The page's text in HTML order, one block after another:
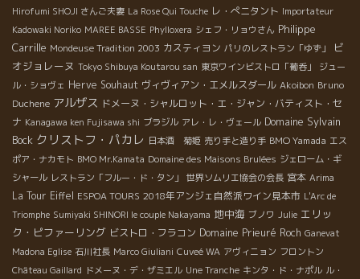
Hirofumi SHOJI さんご夫妻 La Rose Qui Touche レ・ぺニタント Importateur
Kadowaki Noriko MAREE BASSE Phylloxera シェフ・リョウさん Philippe
Carrille Mondeuse Tradition 2003 カスティヨン パリのレストラン「ゆず」
ビ
オジョレーヌ Tokyo Shibuya Koutarou san 東京ワインビストロ「葡呑」
ジュー
ル・ショヴェ Herve Souhaut ヴィヴィアン・エメルスダール Akoibon Bruno
Duchene アルザス ドメーヌ・シャルロット・エ・ジャン・バティスト・セ
ナ Kanagawa ken Fujisawa shi ブラジル アレ・レ・ヴェール Domaine Sylvain
Bock クリストフ・パカレ 日本酒 菊姫 売り手と造り手 BMO Yamada エス
ポア・ナカモト BMO Mr.Kamata Domaine des Maisons Brulées ジェローム・ギ
シャール レストラン「フルー・ド・タン」 世界ソムリエ協会の会長 宮本 Arima
La Tour Eiffel ESPOA TOURS 2018年アンジェ自然派ワイン見本市 L'Arc de
Triomphe Sumiyaki SHINORI le couple Nakayama 地中海 ブノワ Julie エリッ
ク・ピファーリング ビストロ・フラコン Domaine Prieuré Roch Ganevat
Madona Eglise 石川社長 Marco Giuliani Cuveé WA アヴィニョン フロントン
Château Gaillard ドメーヌ・デ・ザミエル Une Tranche キンタ・ド・ナポル ル・